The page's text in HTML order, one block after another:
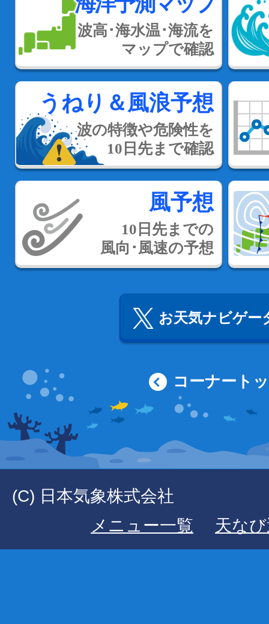
波高･海水温･海流を
マップで確認
うねり＆風浪予想
波の特徴や危険性を
10日先まで確認
風予想
10日先までの
風向･風速の予想
お天気ナビゲー
コーナート
(C) 日本気象株式会社
メニュー一覧
天な